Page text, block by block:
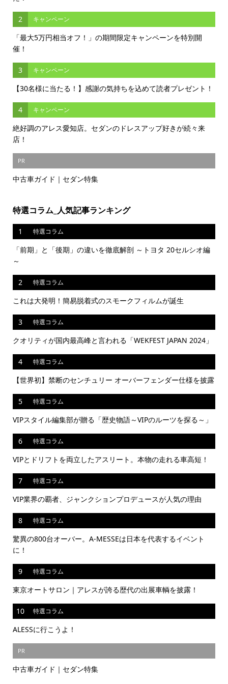
2 キャンペーン
「最大5万円相当オフ！」の期間限定キャンペーンを特別開
催！
3 キャンペーン
【30名様に当たる！】感謝の気持ちを込めて読者プレゼント！
4 キャンペーン
絶好調のアレス愛知店。セダンのドレスアップ好きが続々来
店！
PR
中古車ガイド｜セダン特集
特選コラム_人気記事ランキング
1 特選コラム
「前期」と「後期」の違いを徹底解剖 ～トヨタ 20セルシオ編
～
2 特選コラム
これは大発明！簡易脱着式のスモークフィルムが誕生
3 特選コラム
クオリティが国内最高峰と言われる「WEKFEST JAPAN 2024」
4 特選コラム
【世界初】禁断のセンチュリー オーバーフェンダー仕様を披露
5 特選コラム
VIPスタイル編集部が贈る「歴史物語～VIPのルーツを探る～」
6 特選コラム
VIPとドリフトを両立したアスリート。本物の走れる車高短！
7 特選コラム
VIP業界の覇者、ジャンクションプロデュースが人気の理由
8 特選コラム
驚異の800台オーバー。A-MESSEは日本を代表するイベント
に！
9 特選コラム
東京オートサロン｜アレスが誇る歴代の出展車輌を披露！
10 特選コラム
ALESSに行こうよ！
PR
中古車ガイド｜セダン特集